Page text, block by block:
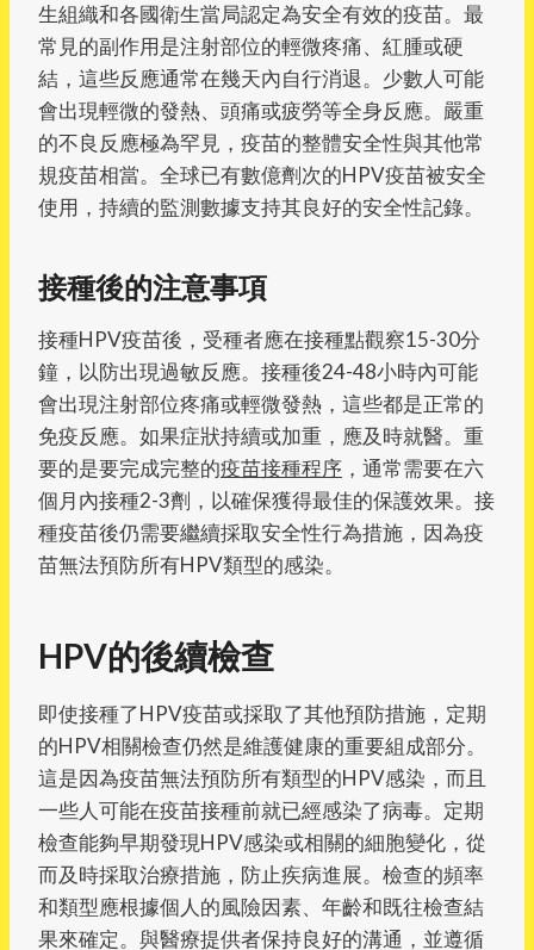
生組織和各國衛生當局認定為安全有效的疫苗。最
常見的副作用是注射部位的輕微疼痛、紅腫或硬
結，這些反應通常在幾天內自行消退。少數人可能
會出現輕微的發熱、頭痛或疲勞等全身反應。嚴重
的不良反應極為罕見，疫苗的整體安全性與其他常
規疫苗相當。全球已有數億劑次的HPV疫苗被安全
使用，持續的監測數據支持其良好的安全性記錄。
接種後的注意事項
接種HPV疫苗後，受種者應在接種點觀察15-30分
鐘，以防出現過敏反應。接種後24-48小時內可能
會出現注射部位疼痛或輕微發熱，這些都是正常的
免疫反應。如果症狀持續或加重，應及時就醫。重
要的是要完成完整的疫苗接種程序 ，通常需要在六
個月內接種2-3劑，以確保獲得最佳的保護效果。接
種疫苗後仍需要繼續採取安全性行為措施，因為疫
苗無法預防所有HPV類型的感染。
HPV的後續檢查
即使接種了HPV疫苗或採取了其他預防措施，定期
的HPV相關檢查仍然是維護健康的重要組成部分。
這是因為疫苗無法預防所有類型的HPV感染，而且
一些人可能在疫苗接種前就已經感染了病毒。定期
檢查能夠早期發現HPV感染或相關的細胞變化，從
而及時採取治療措施，防止疾病進展。檢查的頻率
和類型應根據個人的風險因素、年齡和既往檢查結
果來確定。與醫療提供者保持良好的溝通，並遵循